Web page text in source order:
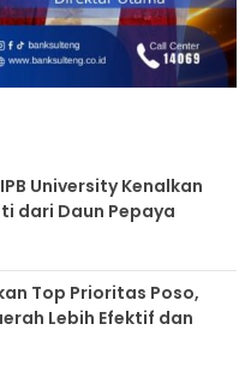
University Kenalkan
dari Daun Pepaya
Top Prioritas Poso,
Lebih Efektif dan